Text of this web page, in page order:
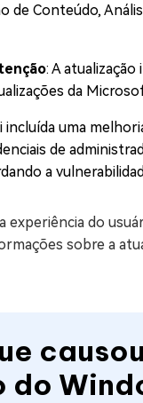
de Conteúdo,
: A
da
incluída uma
de
a
experiência do
sobre a